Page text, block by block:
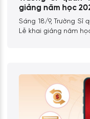
giảng năm học
Sáng 18/9, Trường Sĩ
Lễ khai giảng năm